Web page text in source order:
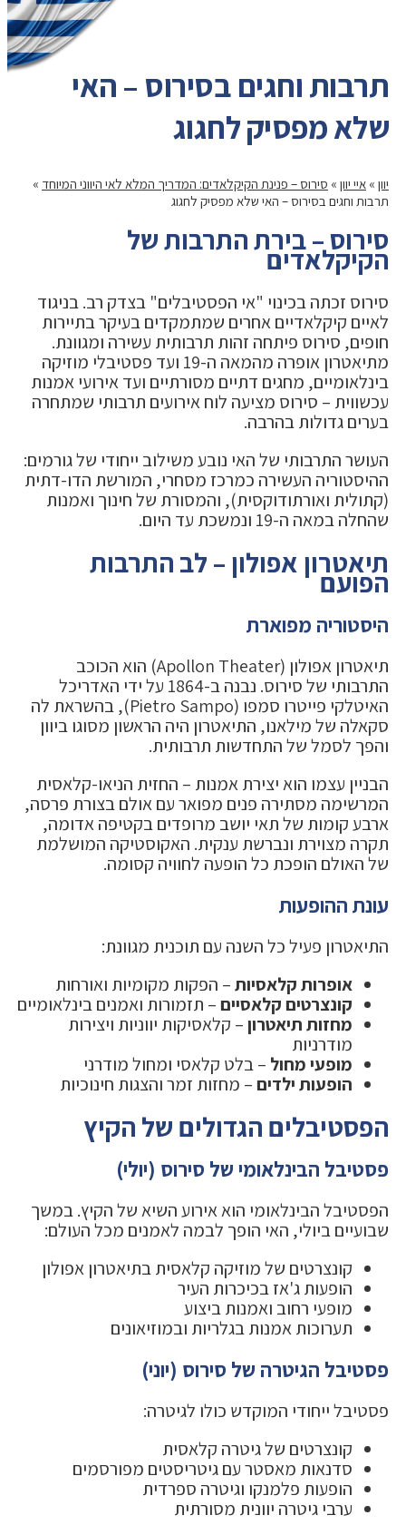
תרבות וחגים בסירוס – האי
שלא מפסיק לחגוג
יוון » איי יוון » סירוס – פנינת הקיקלאדים: המדריך המלא לאי היווני המיוחד »
תרבות וחגים בסירוס – האי שלא מפסיק לחגוג
סירוס – בירת התרבות של
הקיקלאדים
סירוס זכתה בכינוי "אי הפסטיבלים" בצדק רב. בניגוד
לאיים קיקלאדיים אחרים שמתמקדים בעיקר בתיירות
חופים, סירוס פיתחה זהות תרבותית עשירה ומגוונת.
מתיאטרון אופרה מהמאה ה-19 ועד פסטיבלי מוזיקה
בינלאומיים, מחגים דתיים מסורתיים ועד אירועי אמנות
עכשווית – סירוס מציעה לוח אירועים תרבותי שמתחרה
בערים גדולות בהרבה.
העושר התרבותי של האי נובע משילוב ייחודי של גורמים:
ההיסטוריה העשירה כמרכז מסחרי, המורשת הדו-דתית
(קתולית ואורתודוקסית), והמסורת של חינוך ואמנות
שהחלה במאה ה-19 ונמשכת עד היום.
תיאטרון אפולון – לב התרבות
הפועם
היסטוריה מפוארת
תיאטרון אפולון (Apollon Theater) הוא הכוכב
התרבותי של סירוס. נבנה ב-1864 על ידי האדריכל
האיטלקי פייטרו סמפו (Pietro Sampo), בהשראת לה
סקאלה של מילאנו, התיאטרון היה הראשון מסוגו ביוון
והפך לסמל של התחדשות תרבותית.
הבניין עצמו הוא יצירת אמנות – החזית הניאו-קלאסית
המרשימה מסתירה פנים מפואר עם אולם בצורת פרסה,
ארבע קומות של תאי יושב מרופדים בקטיפה אדומה,
תקרה מצוירת ונברשת ענקית. האקוסטיקה המושלמת
של האולם הופכת כל הופעה לחוויה קסומה.
עונת ההופעות
התיאטרון פעיל כל השנה עם תוכנית מגוונת:
אופרות קלאסיות– הפקות מקומיות ואורחות
קונצרטים קלאסיים– תזמורות ואמנים בינלאומיים
מחזות תיאטרון– קלאסיקות יווניות ויצירות
מודרניות
מופעי מחול – בלט קלאסי ומחול מודרני
הופעות ילדים– מחזות זמר והצגות חינוכיות
הפסטיבלים הגדולים של הקיץ
פסטיבל הבינלאומי של סירוס (יולי)
הפסטיבל הבינלאומי הוא אירוע השיא של הקיץ. במשך
שבועיים ביולי, האי הופך לבמה לאמנים מכל העולם:
קונצרטים של מוזיקה קלאסית בתיאטרון אפולון
הופעות ג'אז בכיכרות העיר
מופעי רחוב ואמנות ביצוע
תערוכות אמנות בגלריות ובמוזיאונים
פסטיבל הגיטרה של סירוס (יוני)
פסטיבל ייחודי המוקדש כולו לגיטרה:
קונצרטים של גיטרה קלאסית
סדנאות מאסטר עם גיטריסטים מפורסמים
הופעות פלמנקו וגיטרה ספרדית
ערבי גיטרה יוונית מסורתית